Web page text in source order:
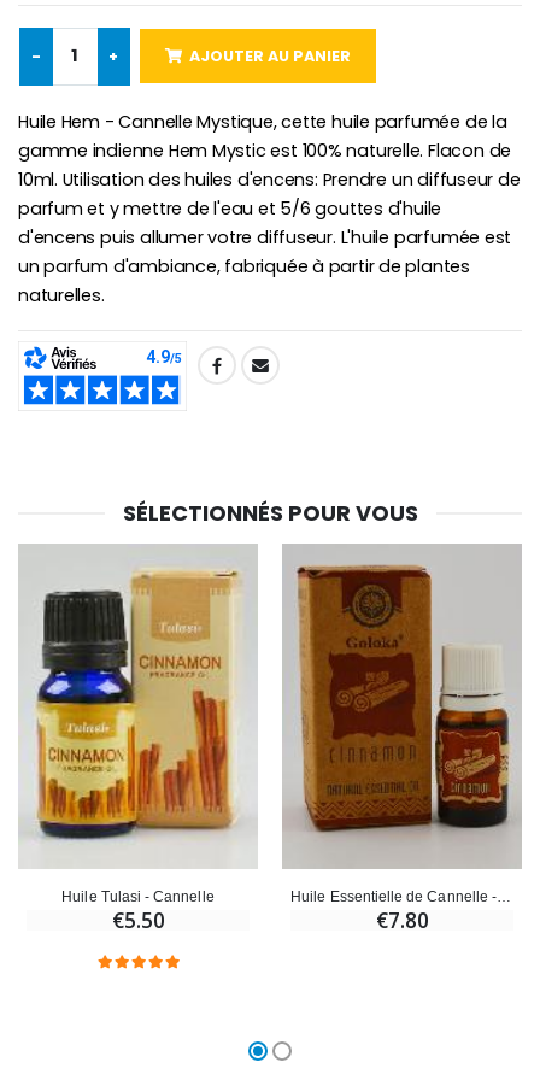
€9.90
Bougie Neuvaine pour une Guérison - 17.5cm
€4.90
€5.00
€23.00
- + AJOUTER AU PANIER
Huile Hem - Cannelle Mystique, cette huile parfumée de la
gamme indienne Hem Mystic est 100% naturelle. Flacon de
10ml. Utilisation des huiles d'encens: Prendre un diffuseur de
parfum et y mettre de l'eau et 5/6 gouttes d'huile
d'encens puis allumer votre diffuseur. L'huile parfumée est
un parfum d'ambiance, fabriquée à partir de plantes
naturelles.
SHARE:
SÉLECTIONNÉS POUR VOUS
Huile Tulasi - Cannelle
€5.50 €7.80